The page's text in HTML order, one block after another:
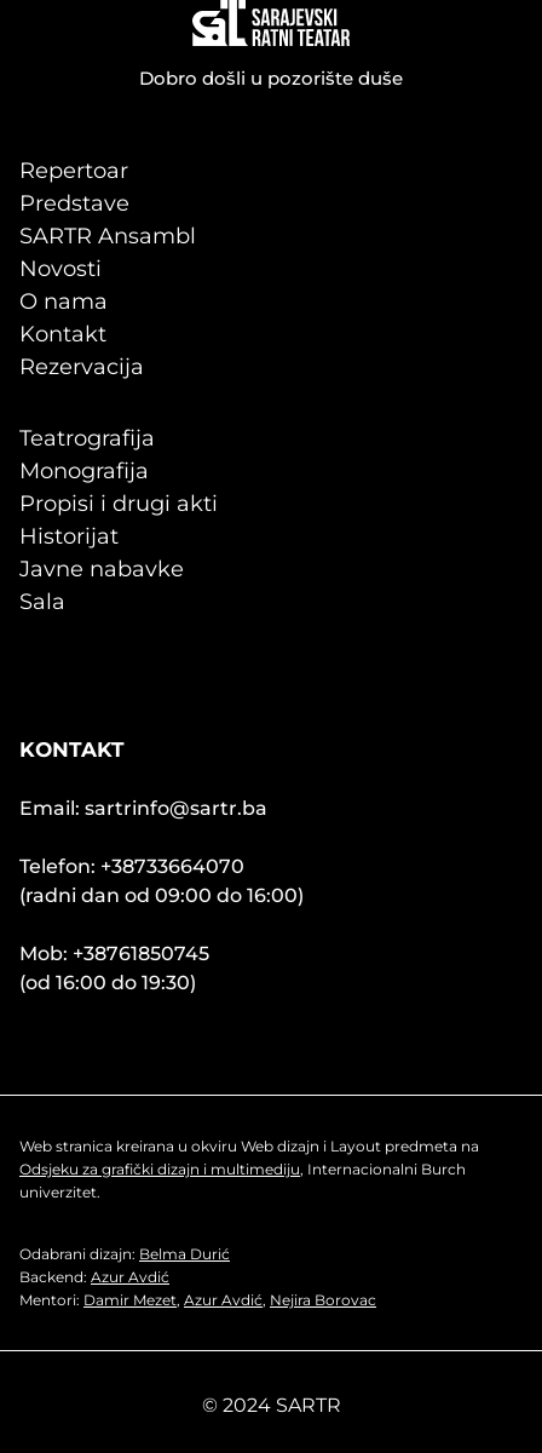
Dobro došli u pozorište duše
Repertoar
Predstave
SARTR Ansambl
Novosti
O nama
Kontakt
Rezervacija
Teatrografija
Monografija
Propisi i drugi akti
Historijat
Javne nabavke
Sala
KONTAKT
Email: sartrinfo@sartr.ba
Telefon: +38733664070
(radni dan od 09:00 do 16:00)
Mob: +38761850745
(od 16:00 do 19:30)
Web stranica kreirana u okviru Web dizajn i Layout predmeta na
Odsjeku za grafički dizajn i multimediju, Internacionalni Burch
univerzitet.
Odabrani dizajn: Belma Durić
Backend: Azur Avdić
Mentori: Damir Mezet, Azur Avdić, Nejira Borovac
© 2024 SARTR